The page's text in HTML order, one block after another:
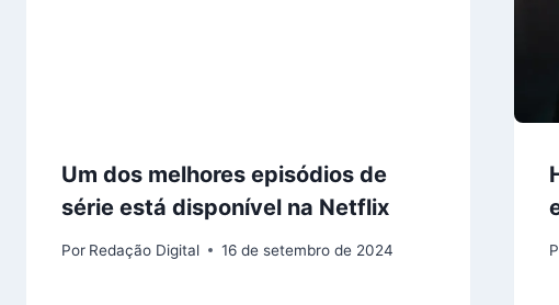
Um dos melhores episódios de
série está disponível na Netflix
Por Redação Digital 16 de setembro de 2024